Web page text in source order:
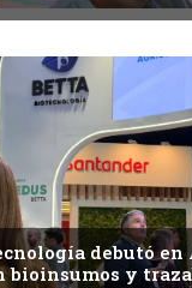
debutó en
bioinsumos y